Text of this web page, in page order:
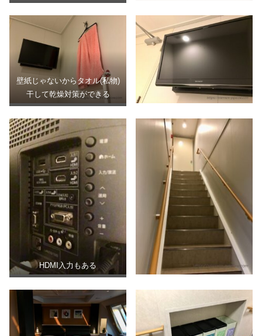
壁紙じゃないからタオル(私物)
干して乾燥対策ができる
HDMI入力もある